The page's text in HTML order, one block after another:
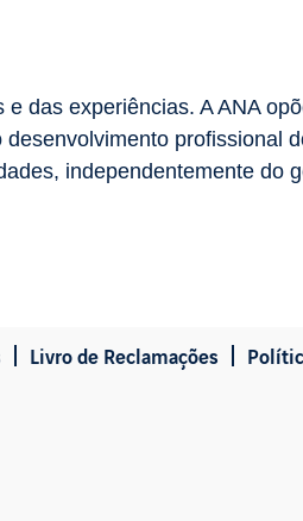
das experiências. A ANA
profissional
independentemente do
Livro de Reclamações